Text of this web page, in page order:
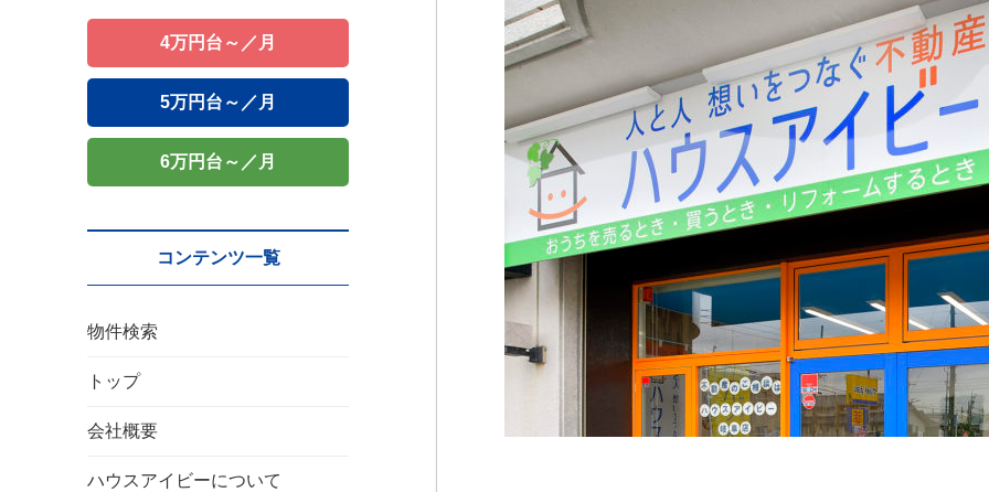
4万円台～／月
5万円台～／月
6万円台～／月
コンテンツ一覧
物件検索
トップ
会社概要
ハウスアイビーについて